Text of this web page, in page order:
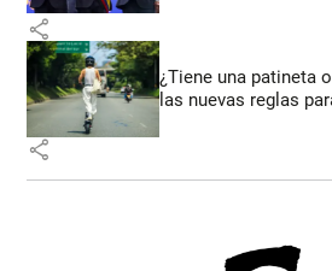
share
¿Tiene una patineta
las nuevas reglas
share